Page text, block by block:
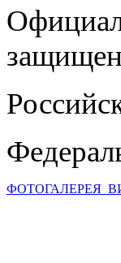
ФОТОГАЛЕРЕЯ